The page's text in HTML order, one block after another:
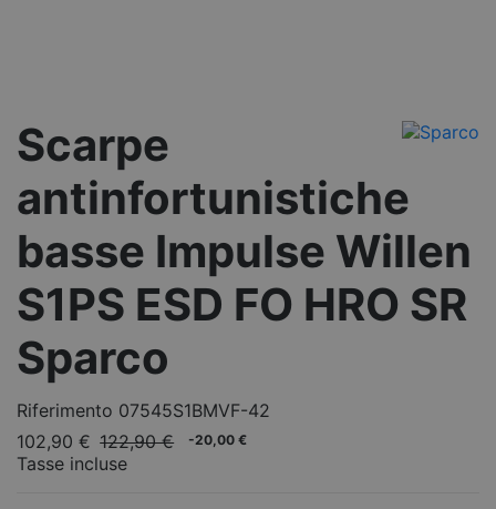
Scarpe
antinfortunistiche
basse Impulse Willen
S1PS ESD FO HRO SR
Sparco
Riferimento 07545S1BMVF-42
102,90 € 122,90 € -20,00 €
Tasse incluse